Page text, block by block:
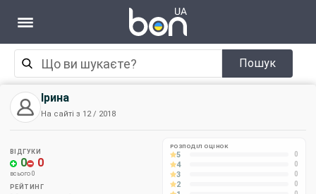
Пошук
Ірина
На сайті з 12 / 2018
РЕЙТИНГ
ВІДГУКИ
0 0
всього 0
РОЗПОДІЛ ОЦІНОК
5 0
4 0
3 0
2 0